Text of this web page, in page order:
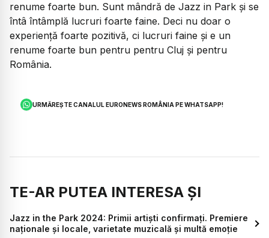
renume foarte bun. Sunt mândră de Jazz in Park și se
întâ întâmplă lucruri foarte faine. Deci nu doar o
experiență foarte pozitivă, ci lucruri faine și e un
renume foarte bun pentru pentru Cluj și pentru
România.
URMĂREȘTE CANALUL EURONEWS ROMÂNIA PE WHATSAPP!
TE-AR PUTEA INTERESA ȘI
Jazz in the Park 2024: Primii artiști confirmați. Premiere
naționale și locale, varietate muzicală și multă emoție